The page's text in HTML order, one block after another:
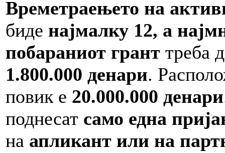
Времетраењето на
биде најмалку 12, а
побараниот грант треба
1.800.000 денари.
повик е 20.000.000 денари
поднесат само една
на апликант или на